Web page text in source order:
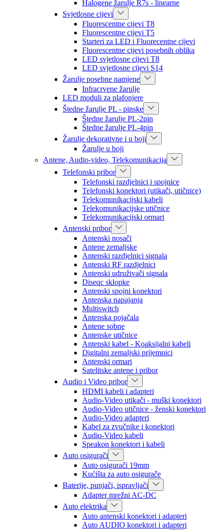
Halogene žarulje R7s - linearne
Svjetlosne cijevi
Fluorescentne cijevi T8
Fluorescentne cijevi T5
Starteri za LED i Fluorecentne cijevi
Fluorescentne cijevi posebnih oblika
LED svjetlosne cijevi T8
LED svjetlosne cijevi S14
Žarulje posebne namjene
Infracrvene žarulje
LED moduli za plafonjere
Štedne žarulje PL - pinske
Štedne žarulje PL-2pin
Štedne žarulje PL-4pin
Žarulje dekorativne i u boji
Žarulje u boji
Antene, Audio-video, Telekomunikacija
Telefonski pribor
Telefonski razdjelnici i spojnice
Telefonski konektori (utikači, utičnice)
Telekomunikacijski kabeli
Telekomunikacijske utičnice
Telekomunikacijski ormari
Antenski pribor
Antenski nosači
Antene zemaljske
Antenski razdjelnici signala
Antenski RF razdjelnici
Antenski udruživači signala
Diseqc sklopke
Antenski spojni konektori
Antenska napajanja
Multiswitch
Antenska pojačala
Antene sobne
Antenske utičnice
Antenski kabel - Koaksijalni kabeli
Digitalni zemaljski prijemnici
Antenski ormari
Satelitske antene i pribor
Audio i Video pribor
HDMI kabeli i adapteri
Audio-Video utikači - muški konektori
Audio-Video utičnice - ženski konektori
Audio-Video adapteri
Kabel za zvučnike i konektori
Audio-Video kabeli
Speakon konektori i kabeli
Auto osigurači
Auto osigurači 19mm
Kućišta za auto osigurače
Baterije, punjači, ispravljači
Adapter mrežni AC-DC
Auto elektrika
Auto antenski konektori i adapteri
Auto AUDIO konektori i adapteri